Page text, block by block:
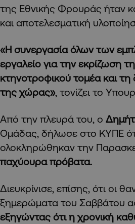
της Εθνικής Φρουράς ήταν
και αποτελεσματική
«Η συνεργασία όλων των
εργαλείο για την εκρίζωση
κτηνοτροφικού τομέα και τη
της χώρας», τονίζει το
Από την πλευρά του, ο
Ομάδας, δήλωσε στο ΚΥΠΕ
ολοκληρώθηκαν την
παχύουρα πρόβατα.
Διευκρίνισε, επίσης, ότι
ξημερώματα του Σαββάτου
εξηγώντας ότι η χρονική